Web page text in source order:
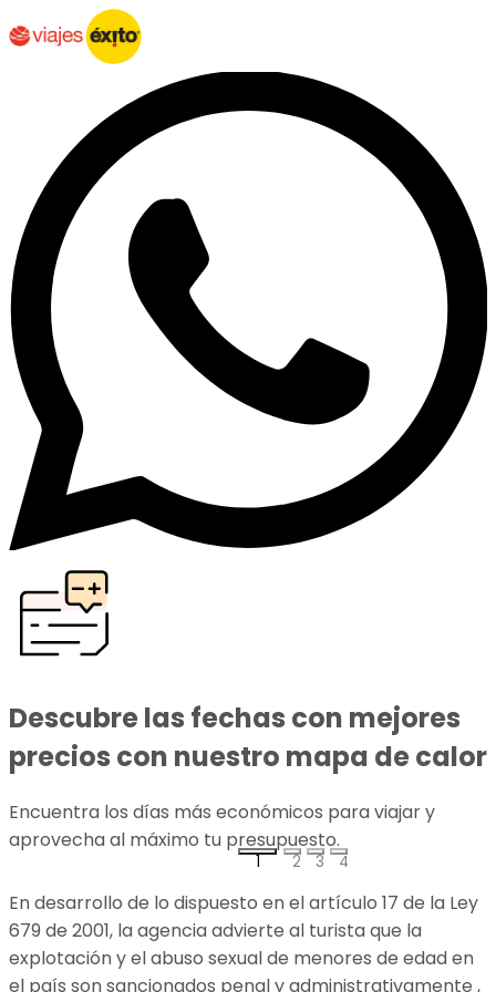
Descubre las fechas con mejores
precios con nuestro mapa de calor
Encuentra los días más económicos para viajar y
aprovecha al máximo tu presupuesto.
1 2 3 4
En desarrollo de lo dispuesto en el artículo 17 de la Ley
679 de 2001, la agencia advierte al turista que la
explotación y el abuso sexual de menores de edad en
el país son sancionados penal y administrativamente ,